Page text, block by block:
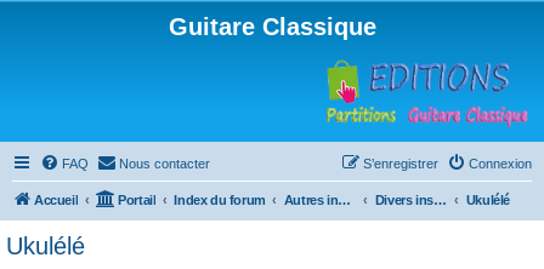
Guitare Classique
FAQ Nous contacter Connexion
S’enregistrer
Accueil Portail Index du forum Autres instruments à cordes pincées, ou styles Divers instruments Ukulélé
Ukulélé